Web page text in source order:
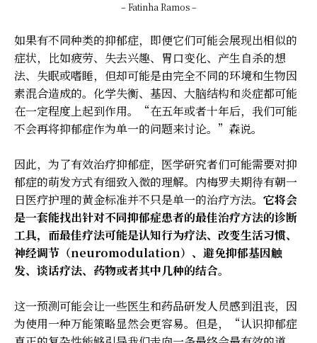
– Fatinha Ramos –
如果有不同种类的抑郁症，即便它们可能会展现出相似的
症状，比如疲劳、失去兴趣、胃口变化、产生自杀的想
法、失眠或嗜睡，但却可能是由完全不同的环境和生物因
素混合造成的。化学失衡、基因、大脑结构和炎症都可能
在一定程度上起到作用。“在五年或者十年后，我们可能
不会再将抑郁症作为单一的问题来讨论。”森说。
因此，为了有效治疗抑郁症，医学研究者们可能需要对抑
郁症的萌发方式有细致入微的理解。内梅罗夫期待有朝一
日医疗护理的黄金标准并不只是单一的治疗方法。 它将会
是一套能找出针对不同抑郁症患者的最佳治疗方法的诊断
工具，而最佳疗法可能是认知行为疗法、改变生活习惯、
神经调节（neuromodulation）、避免抑郁基因触
发、谈话疗法、药物或者其中几种的结合。
这一预测可能会让一些医生和药品研发人员感到沮丧，因
为使用一种万能策略显然会更容易。但是，“认识抑郁症